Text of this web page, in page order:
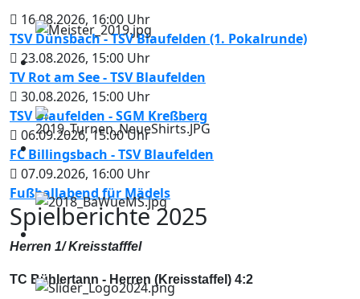
16.08.2026, 16:00 Uhr
TSV Dünsbach - TSV Blaufelden (1. Pokalrunde)
23.08.2026, 15:00 Uhr
TV Rot am See - TSV Blaufelden
30.08.2026, 15:00 Uhr
TSV Blaufelden - SGM Kreßberg
06.09.2026,15:00Uhr
FC Billingsbach - TSV Blaufelden
07.09.2026, 16:00 Uhr
Fußballabend für Mädels
Spielberichte 2025
Herren 1/ Kreisstafffel
TC Bühlertann - Herren (Kreisstaffel) 4:2